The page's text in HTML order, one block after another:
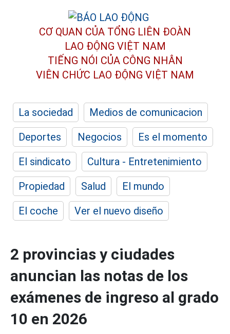
CƠ QUAN CỦA TỔNG LIÊN ĐOÀN
LAO ĐỘNG VIỆT NAM
TIẾNG NÓI CỦA CÔNG NHÂN
VIÊN CHỨC LAO ĐỘNG VIỆT NAM
La sociedad
Medios de comunicacion
Deportes
Negocios
Es el momento
El sindicato
Cultura - Entretenimiento
Propiedad
Salud
El mundo
El coche
Ver el nuevo diseño
2 provincias y ciudades
anuncian las notas de los
exámenes de ingreso al grado
10 en 2026